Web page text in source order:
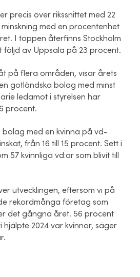
precis över rikssnittet med 22
med en procentenhet
I toppen återfinns Stockholm
följd av Uppsala på 23 procent.
på flera områden, visar årets
gotländska bolag med minst
ledamot i styrelsen har
procent.
med en kvinna på vd-
från 16 till 15 procent. Sett i
57 kvinnliga vd:ar som blivit till
utvecklingen, eftersom vi på
rekordmånga företag som
det gångna året. 56 procent
2024 var kvinnor, säger